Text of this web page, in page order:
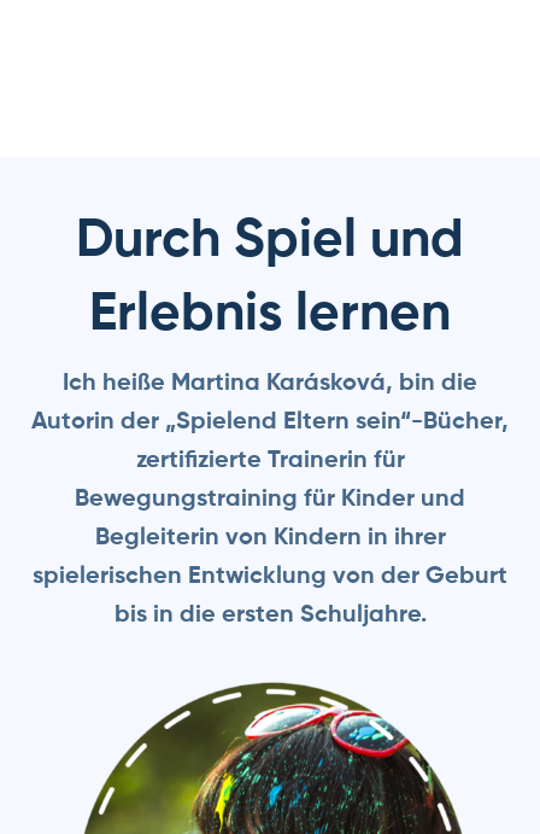
Durch Spiel und
Erlebnis lernen
Ich heiße Martina Karásková, bin die
Autorin der „Spielend Eltern sein“-Bücher,
zertifizierte Trainerin für
Bewegungstraining für Kinder und
Begleiterin von Kindern in ihrer
spielerischen Entwicklung von der Geburt
bis in die ersten Schuljahre.